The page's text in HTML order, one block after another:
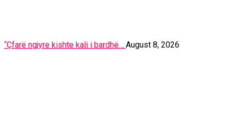
“Çfarë ngjyre kishte kali i bardhë… August 8, 2026